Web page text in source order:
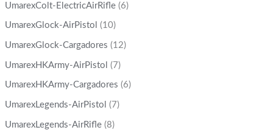
UmarexColt-ElectricAirRifle (6)
UmarexGlock-AirPistol (10)
UmarexGlock-Cargadores (12)
UmarexHKArmy-AirPistol (7)
UmarexHKArmy-Cargadores (6)
UmarexLegends-AirPistol (7)
UmarexLegends-AirRifle (8)